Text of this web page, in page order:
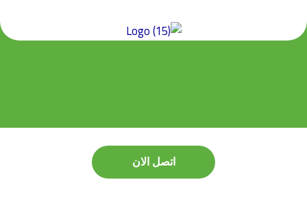
اتصل الان
اتصل الان